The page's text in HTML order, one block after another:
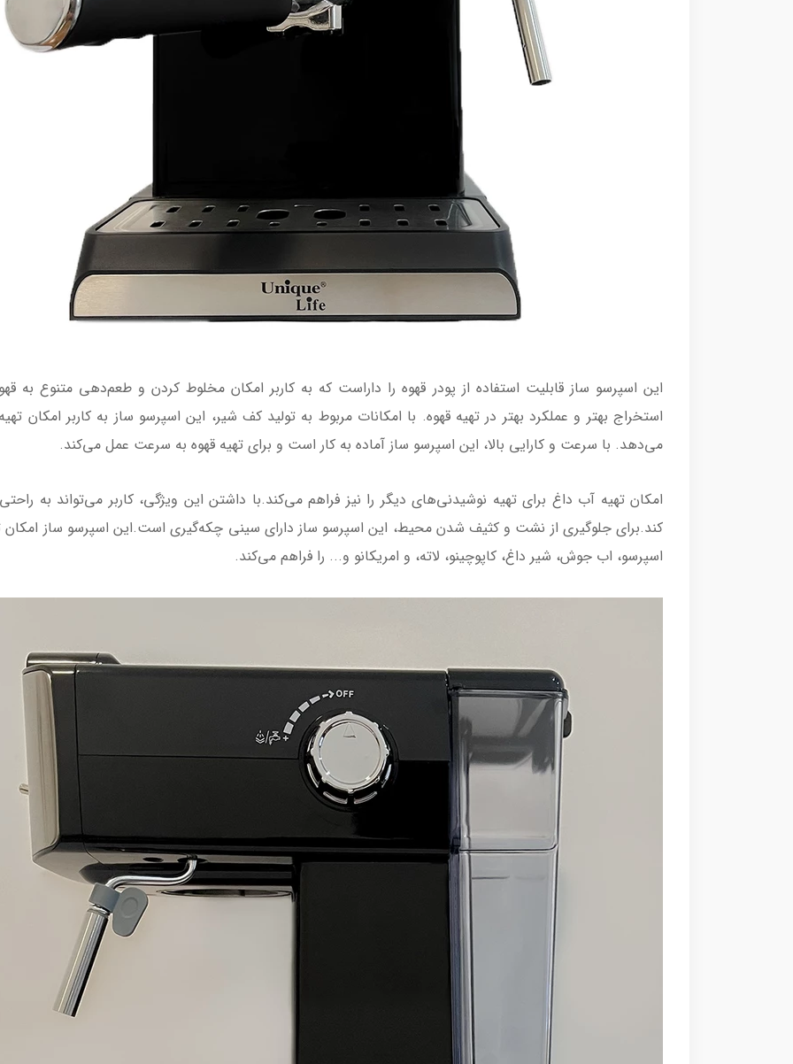
این اسپرسو ساز قابلیت استفاده از پودر قهوه را داراست که به کاربر امکان مخلوط کردن و طعم‌دهی متنوع به
استخراج بهتر و عملکرد بهتر در تهیه قهوه. با امکانات مربوط به تولید کف شیر، این اسپرسو ساز به کاربر امکان
می‌دهد. با سرعت و کارایی بالا، این اسپرسو ساز آماده به کار است و برای تهیه قهوه به سرعت عمل می‌کند.
امکان تهیه آب داغ برای تهیه نوشیدنی‌های دیگر را نیز فراهم می‌کند.با داشتن این ویژگی، کاربر می‌تواند به
کند.برای جلوگیری از نشت و کثیف شدن محیط، این اسپرسو ساز دارای سینی چکه‌گیری است.این اسپرسو ساز امکان
اسپرسو، اب جوش، شیر داغ، کاپوچینو، لاته، و امریکانو و... را فراهم می‌کند.